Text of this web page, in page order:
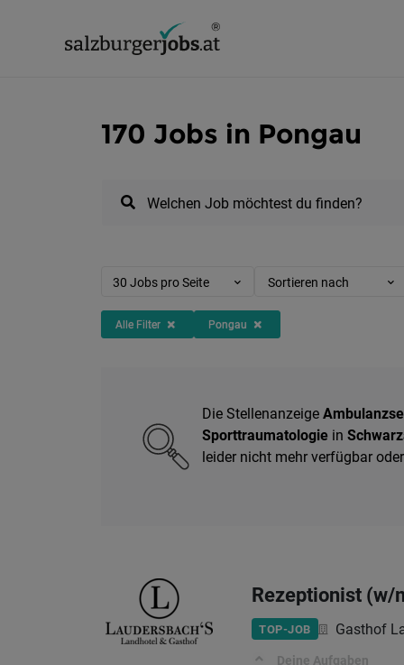
170 Jobs in Pongau
Welchen Job möchtest du finden?
30 Jobs pro Seite Sortieren nach
Alle Filter Pongau
Die Stellenanzeige
Sporttraumatologie in
leider nicht mehr verfügbar
Rezeptionist (w/
TOP-JOB Gasthof
Deine Aufgaben